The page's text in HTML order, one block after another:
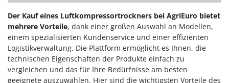
Der Kauf eines Luftkompressortrockners bei AgriEuro bietet
mehrere Vorteile, dank einer großen Auswahl an Modellen,
einem spezialisierten Kundenservice und einer effizienten
Logistikverwaltung. Die Plattform ermöglicht es Ihnen, die
technischen Eigenschaften der Produkte einfach zu
vergleichen und das für Ihre Bedürfnisse am besten
geeignete auszuwählen. Hier sind die wichtigsten Vorteile des